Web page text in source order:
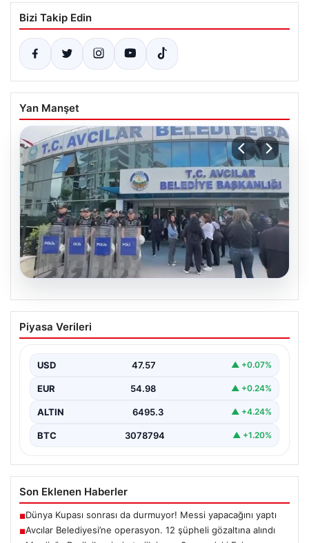
Bizi Takip Edin
Yan Manşet
Avcılar Belediyesi’ne operasyon. 12
şüpheli gözaltına alındı
Piyasa Verileri
USD 47.57 ▲ +0.07%
EUR 54.98 ▲ +0.24%
ALTIN 6495.3 ▲ +4.24%
BTC 3078794 ▲ +1.20%
Son Eklenen Haberler
■Dünya Kupası sonrası da durmuyor! Messi yapacağını yaptı
■Avcılar Belediyesi’ne operasyon. 12 şüpheli gözaltına alındı